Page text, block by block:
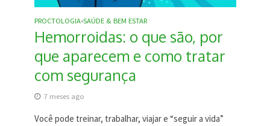
PROCTOLOGIA•SAÚDE & BEM ESTAR
Hemorroidas: o que são, por
que aparecem e como tratar
com segurança
7 meses ago
Você pode treinar, trabalhar, viajar e “seguir a vida”